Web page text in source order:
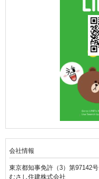
会社情報
東京都知事免許（3）第97142号
むさし住建株式会社